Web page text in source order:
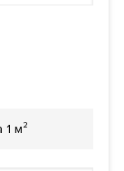
1 м²